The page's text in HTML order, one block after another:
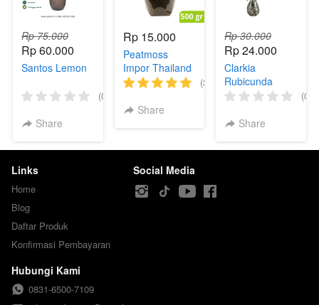
Rp 75.000
Rp 60.000
Santos Lemon
(0)
Share
Rp 15.000
Peatmoss
Impor Thailand
200 Gram
(3)
Share
Rp 30.000
Rp 24.000
Clarkia
Rubicunda
(0)
Share
Links
Home
Blog
Daftar Produk
Konfirmasi Pembayaran
Social Media
Hubungi Kami
0831-6500-7109